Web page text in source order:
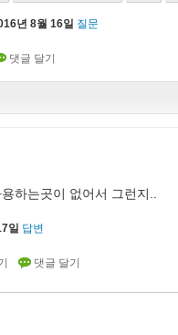
년 8월 16일 질문
하는곳이 없어서 그런지..
일 답변